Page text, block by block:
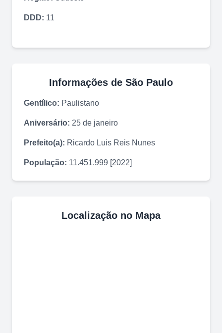
DDD: 11
Informações de São Paulo
Gentílico: Paulistano
Aniversário: 25 de janeiro
Prefeito(a): Ricardo Luis Reis Nunes
População: 11.451.999 [2022]
Localização no Mapa